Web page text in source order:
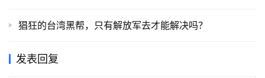
猖狂的台湾黑帮，只有解放军去才能解决吗？
发表回复